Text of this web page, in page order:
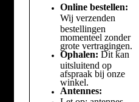
Online bestellen:
Wij verzenden
bestellingen
momenteel zonder
grote vertragingen.
Ophalen: Dit kan
uitsluitend op
afspraak bij onze
winkel.
Antennes: